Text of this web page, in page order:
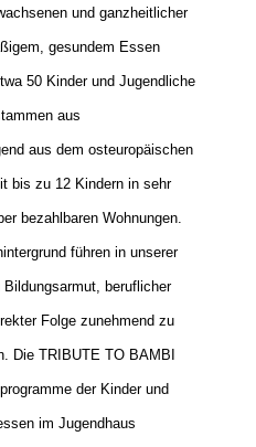
und ganzheitlicher
gesundem Essen
50 Kinder und Jugendliche
aus
aus dem osteuropäischen
bis zu 12 Kindern in sehr
bezahlbaren Wohnungen.
führen in unserer
beruflicher
Folge zunehmend zu
Die TRIBUTE TO BAMBI
der Kinder und
im Jugendhaus